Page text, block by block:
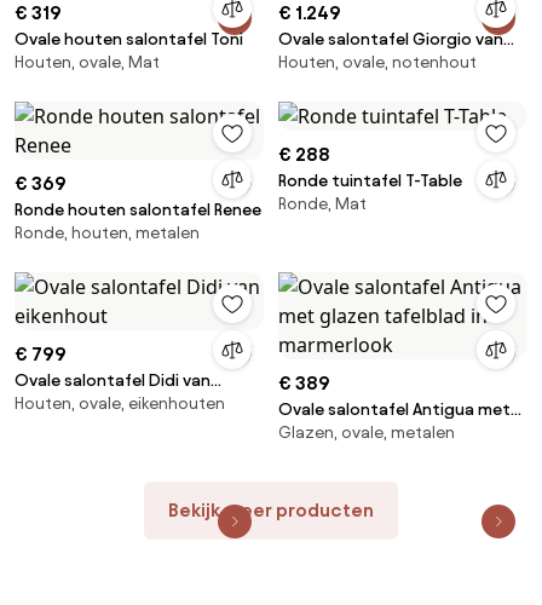
€ 319
Ovale houten salontafel Toni
Houten, ovale, Mat
€ 1.249
Ovale salontafel Giorgio van
walnoothout
Houten, ovale, notenhout
€ 369
Ronde houten salontafel Renee
Ronde, houten, metalen
€ 288
Ronde tuintafel T-Table
Ronde, Mat
€ 799
Ovale salontafel Didi van
eikenhout
Houten, ovale, eikenhouten
€ 389
Ovale salontafel Antigua met
glazen tafelblad in marmerlook
Glazen, ovale, metalen
Bekijk meer producten